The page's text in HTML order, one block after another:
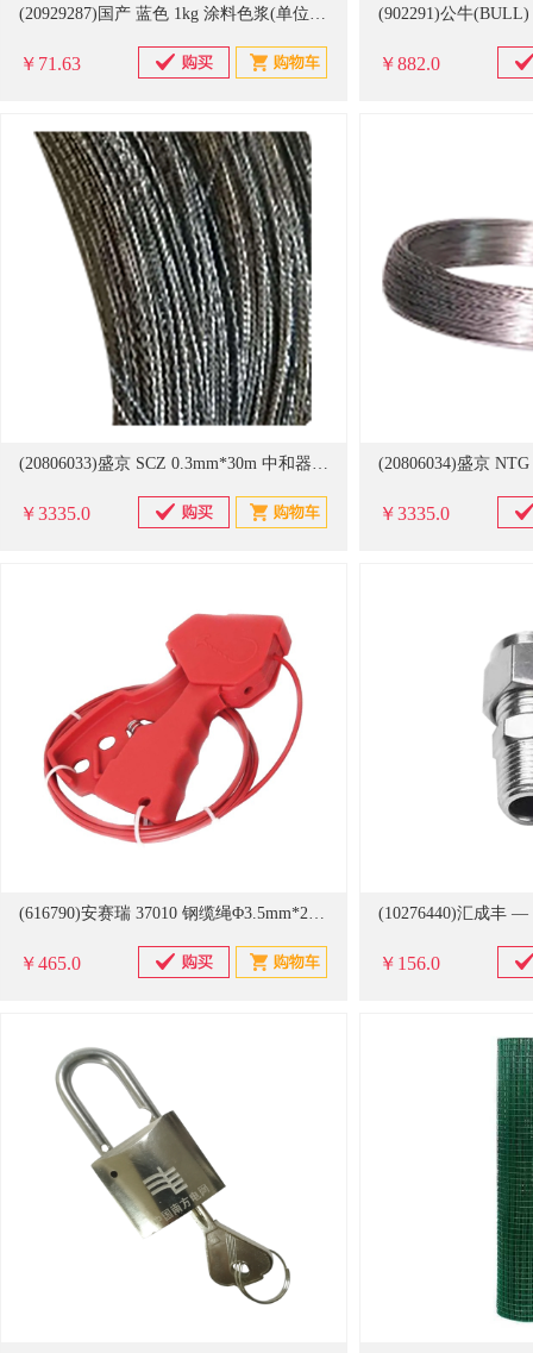
(20929287)国产 蓝色 1kg 涂料色浆(单位：瓶)
￥71.63 ￥882.0
(20806033)盛京 SCZ 0.3mm*30m 中和器钨丝(单位：卷)
￥3335.0 ￥3335.0
(616790)安赛瑞 37010 钢缆绳Φ3.5mm*2.4m 尼龙锁体 万用缆绳锁具 红色(单位：个)
￥465.0 ￥156.0